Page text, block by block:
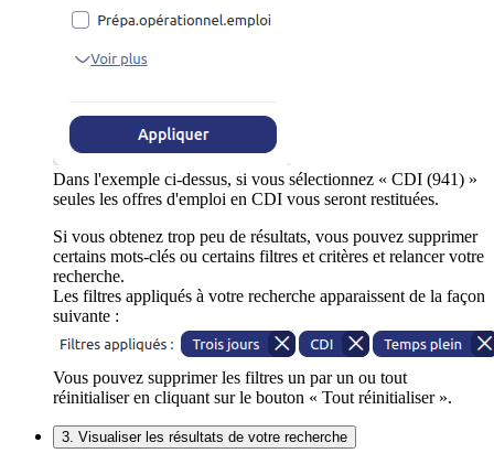
Dans l'exemple ci-dessus, si vous sélectionnez « CDI (941) »
seules les offres d'emploi en CDI vous seront restituées.
Si vous obtenez trop peu de résultats, vous pouvez supprimer
certains mots-clés ou certains filtres et critères et relancer votre
recherche.
Les filtres appliqués à votre recherche apparaissent de la façon
suivante :
Vous pouvez supprimer les filtres un par un ou tout
réinitialiser en cliquant sur le bouton « Tout réinitialiser ».
3. Visualiser les résultats de votre recherche